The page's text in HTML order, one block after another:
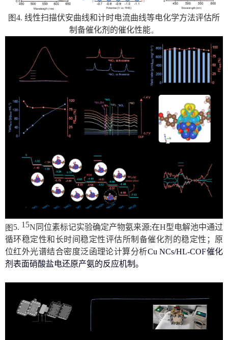
图 4. 线性扫描伏安曲线和计时电流曲线等电化学方法评估所
制备催化剂的催化性能。
图5. 15N 同位素标记实验确定产物氨来源;在H型电解池中通过
循环稳定性和长时间稳定性评估所制备催化剂的稳定性 ； 原
位红外光谱结合密度泛函理论计算分析Cu NCs/HL-COF催化
剂表面硝酸盐电还原产氨的反应机制。